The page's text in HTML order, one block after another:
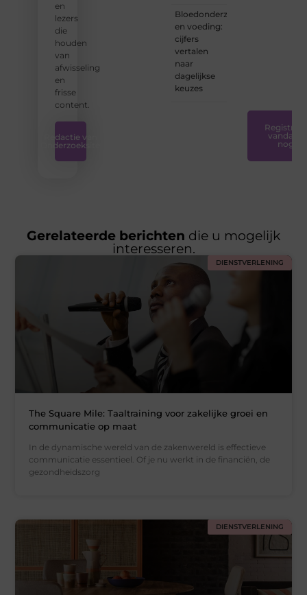
en
lezers
die
houden
van
afwisseling
en
frisse
content.
Redactie van
Onderzoeksite
Bloedonderzoek
en voeding:
cijfers
vertalen
naar
dagelijkse
keuzes
Registreer
vandaag
nog
Gerelateerde berichten die u mogelijk
interesseren.
DIENSTVERLENING
The Square Mile: Taaltraining voor zakelijke groei en
communicatie op maat
In de dynamische wereld van de zakenwereld is effectieve
communicatie essentieel. Of je nu werkt in de financiën, de
gezondheidszorg
DIENSTVERLENING